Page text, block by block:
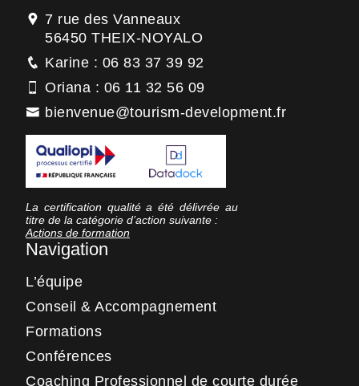
7 rue des Vanneaux
56450 THEIX-NOYALO
Karine : 06 83 37 39 92
Oriana : 06 11 32 56 09
bienvenue@tourism-development.fr
La certification qualité a été délivrée au
titre de la catégorie d’action suivante :
Actions de formation
Navigation
L’équipe
Conseil & Accompagnement
Formations
Conférences
Coaching Professionnel de courte durée